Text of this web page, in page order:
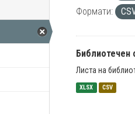
Формати:
Библиотечен
Листа на
XLSX CSV